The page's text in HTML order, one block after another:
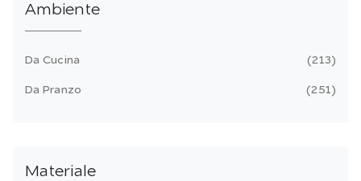
Ambiente
Da Cucina 213
Da Pranzo 251
Materiale